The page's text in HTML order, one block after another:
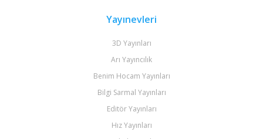
Yayınevleri
3D Yayınları
Arı Yayıncılık
Benim Hocam Yayınları
Bilgi Sarmal Yayınları
Editör Yayınları
Hız Yayınları